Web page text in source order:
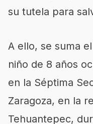
su tutela para
A ello, se suma
niño de 8 años
en la Séptima
Zaragoza, en la
Tehuantepec,